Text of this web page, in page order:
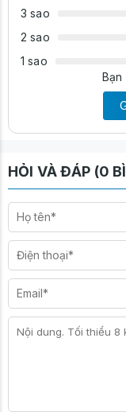
Bên trên tích hợp kệ
3 sao
2 sao
1 sao
Bạn
HỎI VÀ ĐÁP (0